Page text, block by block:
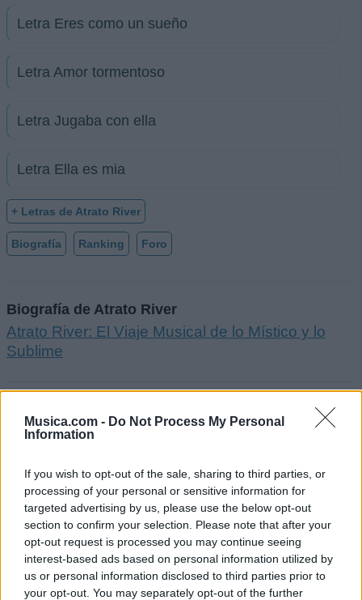
Musica.com - Do Not Process My Personal
Information
If you wish to opt-out of the sale, sharing to third parties, or
processing of your personal or sensitive information for
targeted advertising by us, please use the below opt-out
section to confirm your selection. Please note that after your
opt-out request is processed you may continue seeing
interest-based ads based on personal information utilized by
us or personal information disclosed to third parties prior to
your opt-out. You may separately opt-out of the further
Letra Eres como un sueño
Letra Amor tormentoso
Letra Jugaba con ella
Letra Ella es mia
+ Letras de Atrato River
Biografía Ranking Foro
Biografía de Atrato River
Atrato River: El Viaje Musical de lo Místico y lo
Sublime
apoyados y visitados de esta semana.
¿Apoyar a Atrato River?
6 0
Ranking de Atrato River TOP Música